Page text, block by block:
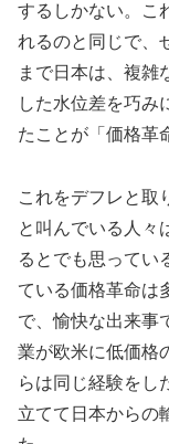
するしかない。こ
れるのと同じで、
まで日本は、複雑
した水位差を巧み
たことが「価格革
これをデフレと取
と叫んでいる人々
るとでも思ってい
ている価格革命は
で、愉快な出来事
業が欧米に低価格
らは同じ経験をし
立てて日本からの